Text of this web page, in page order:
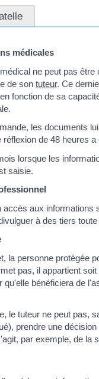
médicales
ne peut pas
de son tuteur. Ce
fonction de sa
les documents
réflexion de 48 heures a
lorsque les
saisie.
accès aux
à des tiers
la personne protégée
pas, il appartient
qu'elle bénéficiera de
le tuteur ne peut pas,
prendre une
par exemple, de la